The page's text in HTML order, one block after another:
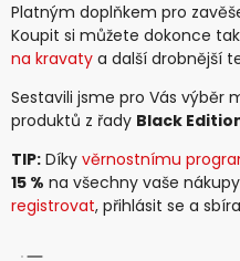
Platným doplňkem pro
Koupit si můžete dokonce
na kravaty a další drobnější
Sestavili jsme pro Vás
produktů z řady Black
TIP: Díky věrnostnímu
15 % na všechny vaše
registrovat, přihlásit se a